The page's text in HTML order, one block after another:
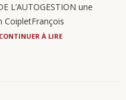
L’AUTOGESTION une
CoipletFrançois
CONTINUER À LIRE